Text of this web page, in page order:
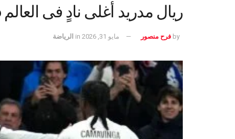
ريال مدريد أغلى نادٍ فى العالم 2026.. سيطرة المليارات بلا منافس
by فرح منصور مايو 31, 2026 in الرياضة